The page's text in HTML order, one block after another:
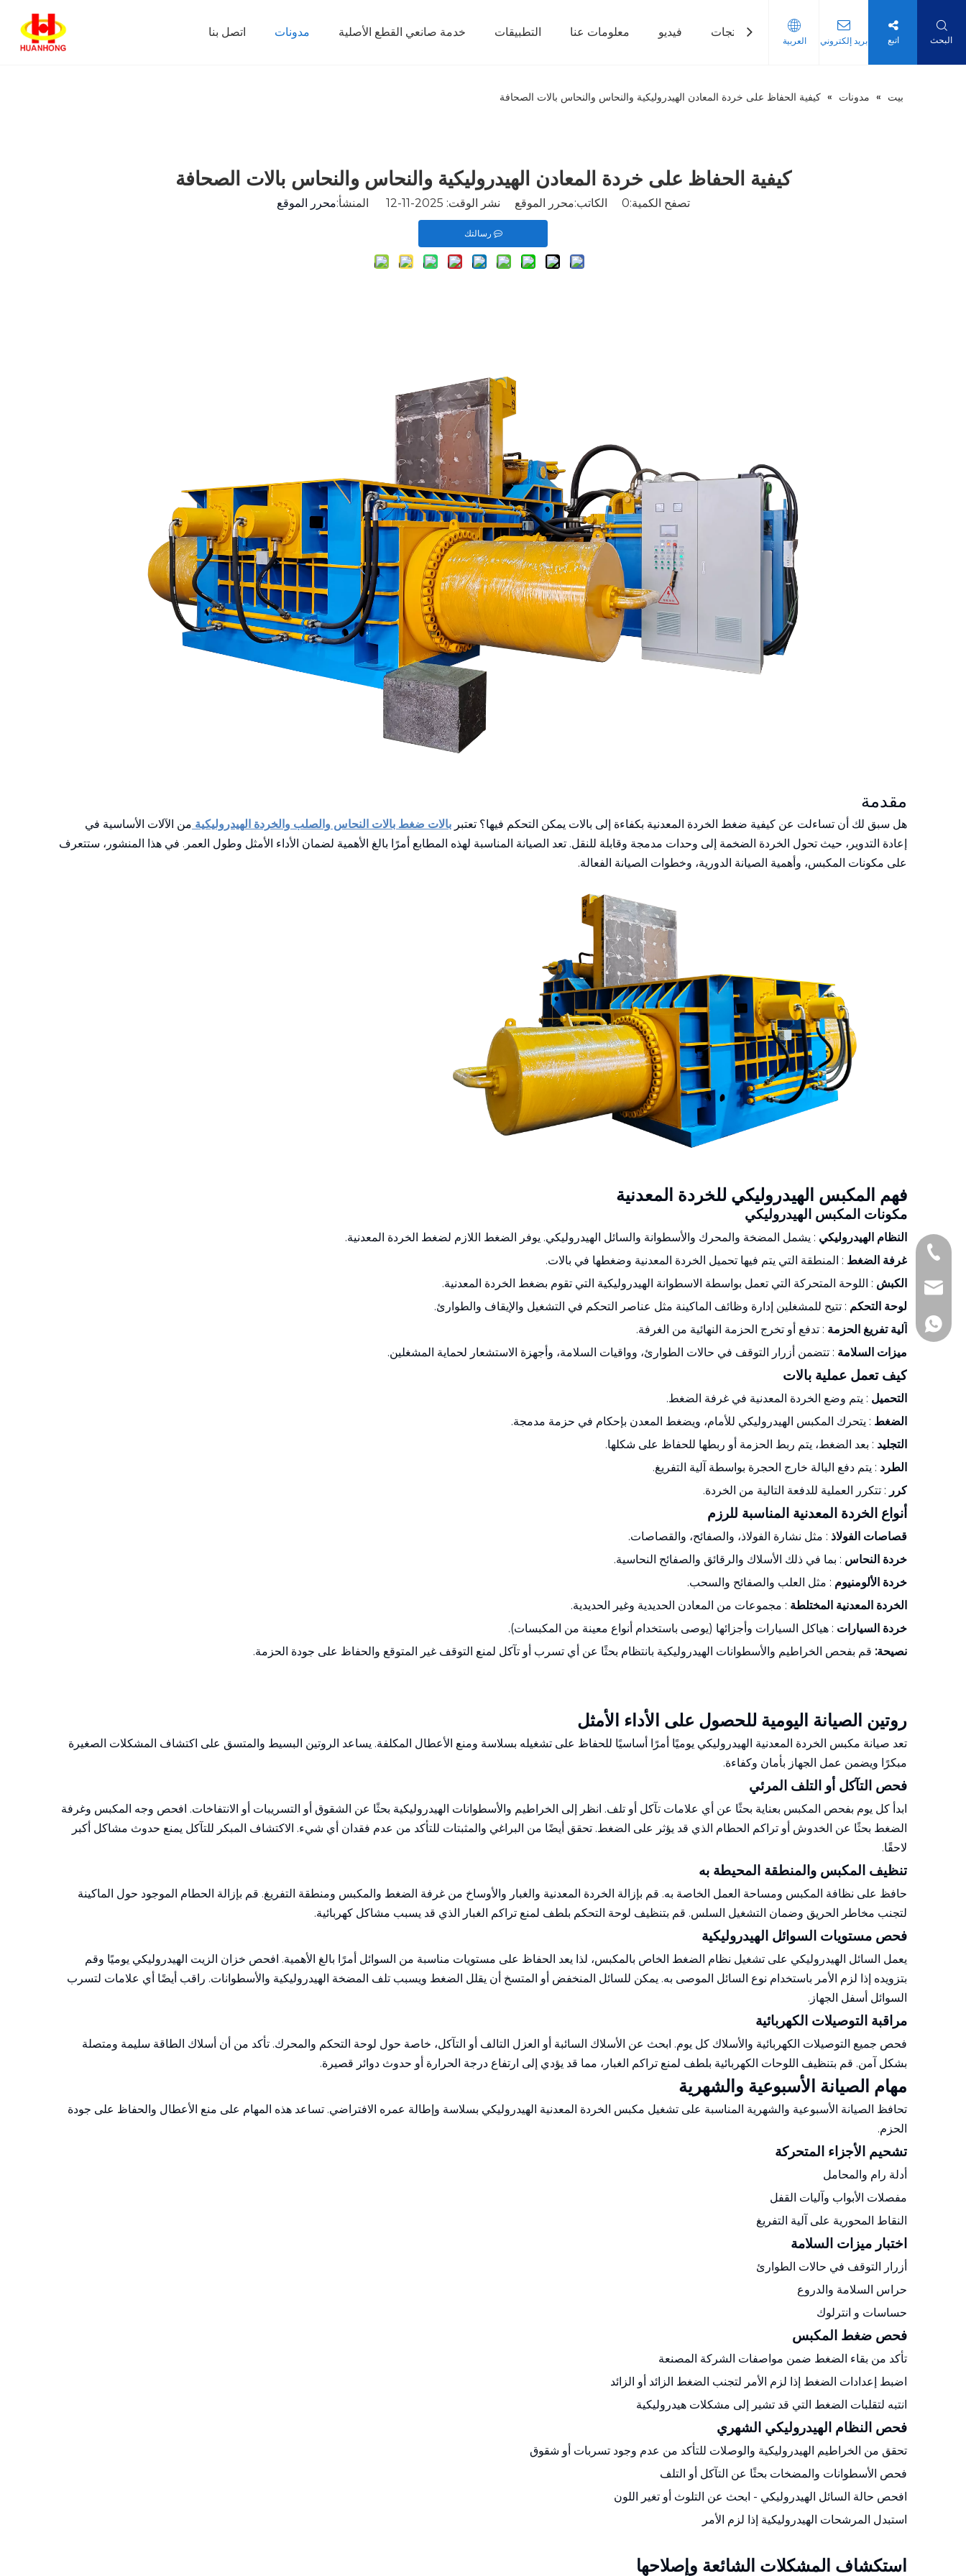
اتصل بنا مدونات خدمة صانعي القطع الأصلية التطبيقات معلومات عنا فيديو منتجات بيت
العربية بريد إلكتروني اتبع البحث
بيت » مدونات » كيفية الحفاظ على خردة المعادن الهيدروليكية والنحاس والنحاس بالات الصحافة
كيفية الحفاظ على خردة المعادن الهيدروليكية والنحاس والنحاس بالات الصحافة
تصفح الكمية:0 الكاتب:محرر الموقع نشر الوقت: 2025-11-12 المنشأ: محرر الموقع
رسالتك
مقدمة
هل سبق لك أن تساءلت عن كيفية ضغط الخردة المعدنية بكفاءة إلى بالات يمكن التحكم فيها؟ تعتبر بالات ضغط بالات النحاس والصلب والخردة الهيدروليكية من الآلات الأساسية في
إعادة التدوير، حيث تحول الخردة الضخمة إلى وحدات مدمجة وقابلة للنقل. تعد الصيانة المناسبة لهذه المطابع أمرًا بالغ الأهمية لضمان الأداء الأمثل وطول العمر. في هذا المنشور، ستتعرف
على مكونات المكبس، وأهمية الصيانة الدورية، وخطوات الصيانة الفعالة.
فهم المكبس الهيدروليكي للخردة المعدنية
مكونات المكبس الهيدروليكي
النظام الهيدروليكي : يشمل المضخة والمحرك والأسطوانة والسائل الهيدروليكي. يوفر الضغط اللازم لضغط الخردة المعدنية.
غرفة الضغط : المنطقة التي يتم فيها تحميل الخردة المعدنية وضغطها في بالات.
الكبش : اللوحة المتحركة التي تعمل بواسطة الاسطوانة الهيدروليكية التي تقوم بضغط الخردة المعدنية.
لوحة التحكم : تتيح للمشغلين إدارة وظائف الماكينة مثل عناصر التحكم في التشغيل والإيقاف والطوارئ.
آلية تفريغ الحزمة : تدفع أو تخرج الحزمة النهائية من الغرفة.
ميزات السلامة : تتضمن أزرار التوقف في حالات الطوارئ، وواقيات السلامة، وأجهزة الاستشعار لحماية المشغلين.
كيف تعمل عملية بالات
التحميل : يتم وضع الخردة المعدنية في غرفة الضغط.
الضغط : يتحرك المكبس الهيدروليكي للأمام، ويضغط المعدن بإحكام في حزمة مدمجة.
التجليد : بعد الضغط، يتم ربط الحزمة أو ربطها للحفاظ على شكلها.
الطرد : يتم دفع البالة خارج الحجرة بواسطة آلية التفريغ.
كرر : تتكرر العملية للدفعة التالية من الخردة.
أنواع الخردة المعدنية المناسبة للرزم
قصاصات الفولاذ : مثل نشارة الفولاذ، والصفائح، والقصاصات.
خردة النحاس : بما في ذلك الأسلاك والرقائق والصفائح النحاسية.
خردة الألومنيوم : مثل العلب والصفائح والسحب.
الخردة المعدنية المختلطة : مجموعات من المعادن الحديدية وغير الحديدية.
خردة السيارات : هياكل السيارات وأجزائها (يوصى باستخدام أنواع معينة من المكبسات).
نصيحة: قم بفحص الخراطيم والأسطوانات الهيدروليكية بانتظام بحثًا عن أي تسرب أو تآكل لمنع التوقف غير المتوقع والحفاظ على جودة الحزمة.
روتين الصيانة اليومية للحصول على الأداء الأمثل
تعد صيانة مكبس الخردة المعدنية الهيدروليكي يوميًا أمرًا أساسيًا للحفاظ على تشغيله بسلاسة ومنع الأعطال المكلفة. يساعد الروتين البسيط والمتسق على اكتشاف المشكلات الصغيرة
مبكرًا ويضمن عمل الجهاز بأمان وكفاءة.
فحص التآكل أو التلف المرئي
ابدأ كل يوم بفحص المكبس بعناية بحثًا عن أي علامات تآكل أو تلف. انظر إلى الخراطيم والأسطوانات الهيدروليكية بحثًا عن الشقوق أو التسريبات أو الانتفاخات. افحص وجه المكبس وغرفة
الضغط بحثًا عن الخدوش أو تراكم الحطام الذي قد يؤثر على الضغط. تحقق أيضًا من البراغي والمثبتات للتأكد من عدم فقدان أي شيء. الاكتشاف المبكر للتآكل يمنع حدوث مشاكل أكبر
لاحقًا.
تنظيف المكبس والمنطقة المحيطة به
حافظ على نظافة المكبس ومساحة العمل الخاصة به. قم بإزالة الخردة المعدنية والغبار والأوساخ من غرفة الضغط والمكبس ومنطقة التفريغ. قم بإزالة الحطام الموجود حول الماكينة
لتجنب مخاطر الحريق وضمان التشغيل السلس. قم بتنظيف لوحة التحكم بلطف لمنع تراكم الغبار الذي قد يسبب مشاكل كهربائية.
فحص مستويات السوائل الهيدروليكية
يعمل السائل الهيدروليكي على تشغيل نظام الضغط الخاص بالمكبس، لذا يعد الحفاظ على مستويات مناسبة من السوائل أمرًا بالغ الأهمية. افحص خزان الزيت الهيدروليكي يوميًا وقم
بتزويده إذا لزم الأمر باستخدام نوع السائل الموصى به. يمكن للسائل المنخفض أو المتسخ أن يقلل الضغط ويسبب تلف المضخة الهيدروليكية والأسطوانات. راقب أيضًا أي علامات لتسرب
السوائل أسفل الجهاز.
مراقبة التوصيلات الكهربائية
فحص جميع التوصيلات الكهربائية والأسلاك كل يوم. ابحث عن الأسلاك السائبة أو العزل التالف أو التآكل، خاصة حول لوحة التحكم والمحرك. تأكد من أن أسلاك الطاقة سليمة ومتصلة
بشكل آمن. قم بتنظيف اللوحات الكهربائية بلطف لمنع تراكم الغبار، مما قد يؤدي إلى ارتفاع درجة الحرارة أو حدوث دوائر قصيرة.
مهام الصيانة الأسبوعية والشهرية
تحافظ الصيانة الأسبوعية والشهرية المناسبة على تشغيل مكبس الخردة المعدنية الهيدروليكي بسلاسة وإطالة عمره الافتراضي. تساعد هذه المهام على منع الأعطال والحفاظ على جودة
الحزم.
تشحيم الأجزاء المتحركة
أدلة رام والمحامل
مفصلات الأبواب وآليات القفل
النقاط المحورية على آلية التفريغ
اختبار ميزات السلامة
أزرار التوقف في حالات الطوارئ
حراس السلامة والدروع
حساسات و انترلوك
فحص ضغط المكبس
تأكد من بقاء الضغط ضمن مواصفات الشركة المصنعة
اضبط إعدادات الضغط إذا لزم الأمر لتجنب الضغط الزائد أو الزائد
انتبه لتقلبات الضغط التي قد تشير إلى مشكلات هيدروليكية
فحص النظام الهيدروليكي الشهري
تحقق من الخراطيم الهيدروليكية والوصلات للتأكد من عدم وجود تسربات أو شقوق
فحص الأسطوانات والمضخات بحثًا عن التآكل أو التلف
افحص حالة السائل الهيدروليكي - ابحث عن التلوث أو تغير اللون
استبدل المرشحات الهيدروليكية إذا لزم الأمر
استكشاف المشكلات الشائعة وإصلاحها
+86-
+86-510-
andy@js-
+86-